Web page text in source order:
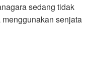
sedang tidak
senjata